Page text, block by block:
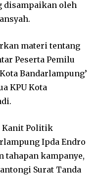
disampaikan oleh
materi tentang
Peserta Pemilu
Bandarlampung’
KPU Kota
Kanit Politik
Ipda Endro
tahapan kampanye,
Surat Tanda